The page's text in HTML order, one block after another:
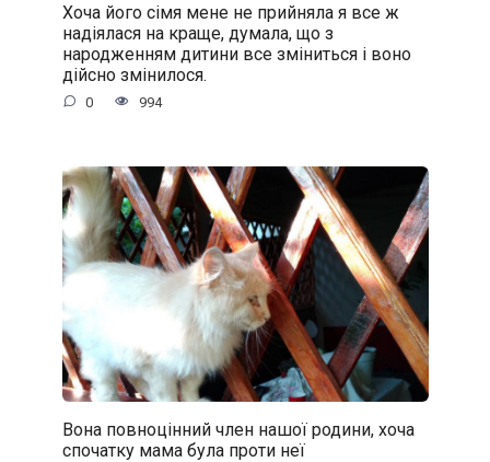
Хоча його сімя мене не прийняла я все ж
надіялася на краще, думала, що з
народженням дитини все зміниться і воно
дійсно змінилося.
0 994
Вона повноцінний член нашої родини, хоча
спочатку мама була проти неї